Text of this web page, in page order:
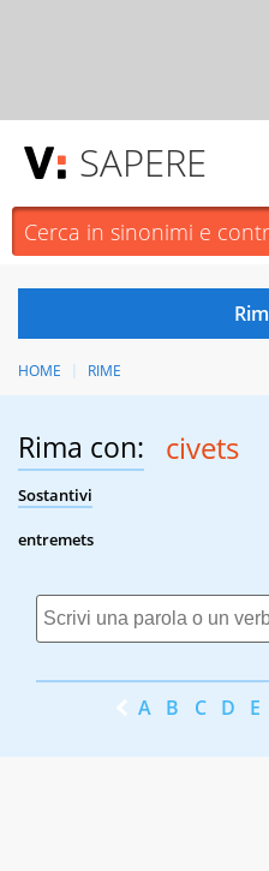
SAPERE
HOME RIME
Rima con: civets
Sostantivi
entremets
A B C D E